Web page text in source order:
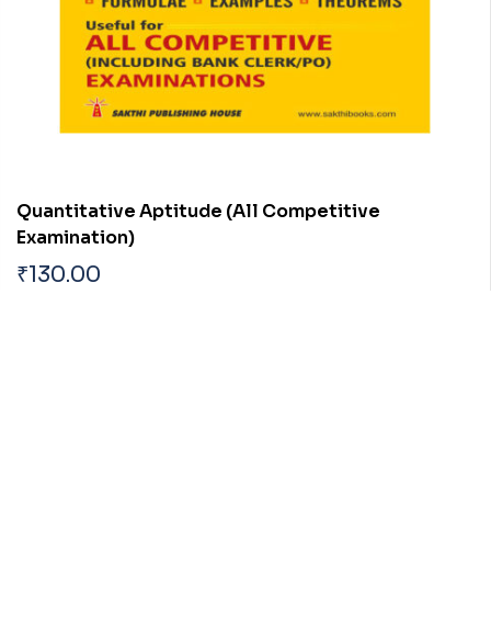
Quantitative Aptitude (All Competitive
Examination)
₹130.00